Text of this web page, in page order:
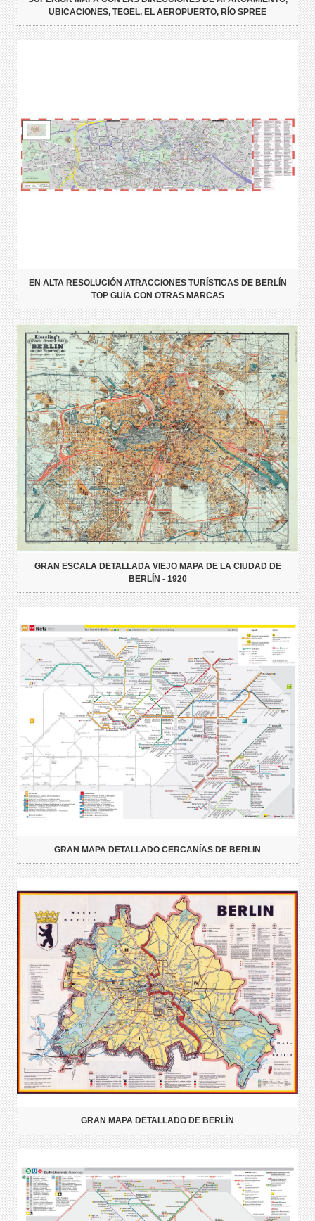
UBICACIONES, TEGEL, EL AEROPUERTO, RÍO SPREE
EN ALTA RESOLUCIÓN ATRACCIONES TURÍSTICAS DE BERLÍN
TOP GUÍA CON OTRAS MARCAS
GRAN ESCALA DETALLADA VIEJO MAPA DE LA CIUDAD DE
BERLÍN - 1920
GRAN MAPA DETALLADO CERCANÍAS DE BERLIN
GRAN MAPA DETALLADO DE BERLÍN